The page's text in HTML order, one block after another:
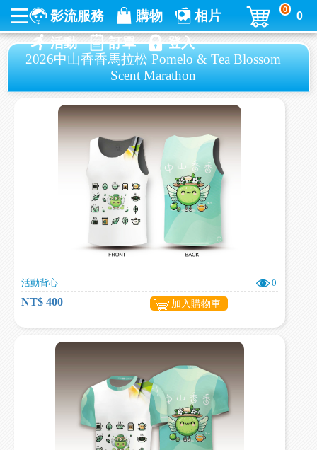
影流服務 購物
相片
活動
訂單 登入
0
0
2026中山香香馬拉松 Pomelo & Tea Blossom
Scent Marathon
活動背心 0
NT$ 400 加入購物車